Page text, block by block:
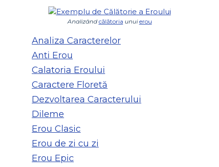
Analizând călătoria unui erou
Analiza Caracterelor
Anti Erou
Calatoria Eroului
Caractere Floretă
Dezvoltarea Caracterului
Dileme
Erou Clasic
Erou de zi cu zi
Erou Epic